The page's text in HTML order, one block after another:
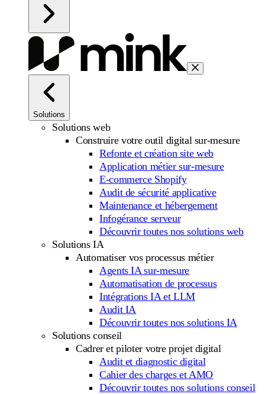
Solutions
Solutions web
Construire votre outil digital sur-mesure
Refonte et création site web
Application métier sur-mesure
E-commerce Shopify
Audit de sécurité applicative
Maintenance et hébergement
Infogérance serveur
Découvrir toutes nos solutions web
Solutions IA
Automatiser vos processus métier
Agents IA sur-mesure
Automatisation de processus
Intégrations IA et LLM
Audit IA
Découvrir toutes nos solutions IA
Solutions conseil
Cadrer et piloter votre projet digital
Audit et diagnostic digital
Cahier des charges et AMO
Découvrir toutes nos solutions conseil